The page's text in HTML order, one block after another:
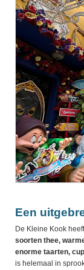
Een
De Kleine Kook
soorten thee,
enorme taarten,
is helemaal in